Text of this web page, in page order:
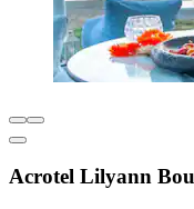
Acrotel Lilyann